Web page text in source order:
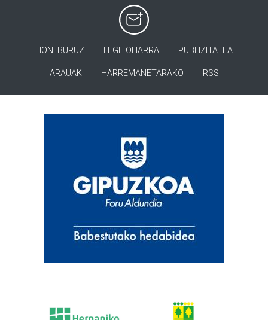
HONI BURUZ LEGE OHARRA PUBLIZITATEA
ARAUAK HARREMANETARAKO RSS